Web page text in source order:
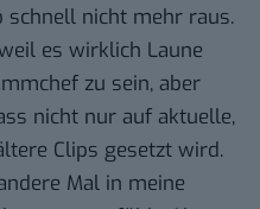
nicht mehr raus.
es wirklich Laune
zu sein, aber
nicht nur auf aktuelle,
Clips gesetzt wird.
Mal in meine